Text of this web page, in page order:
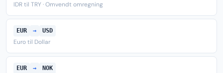
IDR til TRY · Omvendt omregning
EUR → USD
Euro til Dollar
EUR → NOK